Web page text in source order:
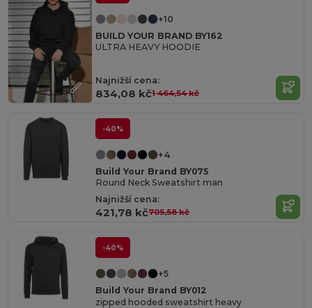
+10
BUILD YOUR BRAND BY162
ULTRA HEAVY HOODIE
Najnižší cena:
834,08 kč1 464,54 kč
-40%
+4
Build Your Brand BY075
Round Neck Sweatshirt man
Najnižší cena:
421,78 kč705,58 kč
-40%
+5
Build Your Brand BY012
zipped hooded sweatshirt heavy